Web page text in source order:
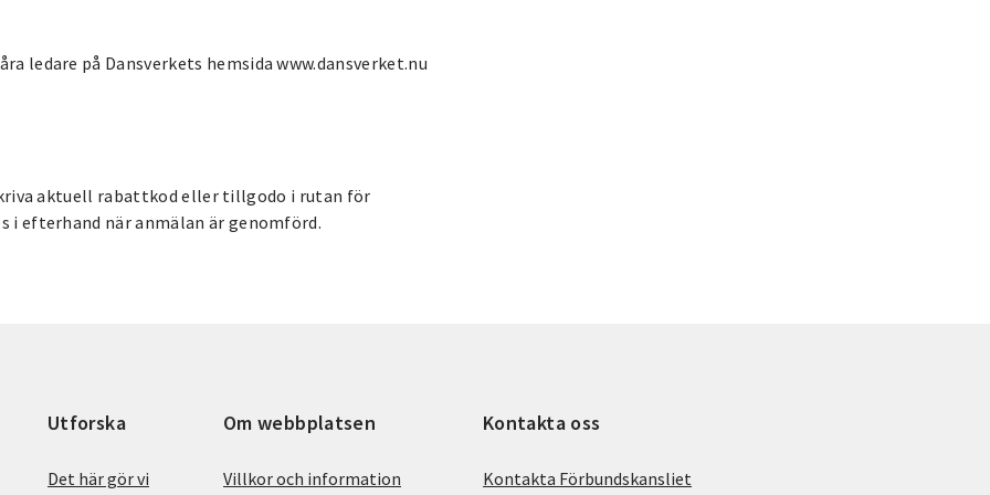
ledare på Dansverkets hemsida www.dansverket.nu
aktuell rabattkod eller tillgodo i rutan för
i efterhand när anmälan är genomförd.
Utforska
Det här gör vi
Om webbplatsen
Villkor och information
Kontakta oss
Kontakta Förbundskansliet